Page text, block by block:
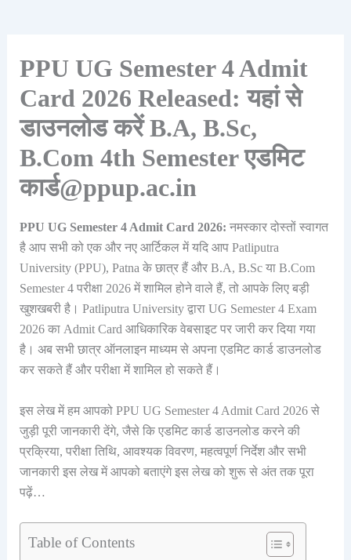
PPU UG Semester 4 Admit
Card 2026 Released: यहां से
डाउनलोड करें B.A, B.Sc,
B.Com 4th Semester एडमिट
कार्ड@ppup.ac.in
PPU UG Semester 4 Admit Card 2026: नमस्कार दोस्तों स्वागत
है आप सभी को एक और नए आर्टिकल में यदि आप Patliputra
University (PPU), Patna के छात्र हैं और B.A, B.Sc या B.Com
Semester 4 परीक्षा 2026 में शामिल होने वाले हैं, तो आपके लिए बड़ी
खुशखबरी है। Patliputra University द्वारा UG Semester 4 Exam
2026 का Admit Card आधिकारिक वेबसाइट पर जारी कर दिया गया
है। अब सभी छात्र ऑनलाइन माध्यम से अपना एडमिट कार्ड डाउनलोड
कर सकते हैं और परीक्षा में शामिल हो सकते हैं।
इस लेख में हम आपको PPU UG Semester 4 Admit Card 2026 से
जुड़ी पूरी जानकारी देंगे, जैसे कि एडमिट कार्ड डाउनलोड करने की
प्रक्रिया, परीक्षा तिथि, आवश्यक विवरण, महत्वपूर्ण निर्देश और सभी
जानकारी इस लेख में आपको बताएंगे इस लेख को शुरू से अंत तक पूरा
पढ़ें…
Table of Contents